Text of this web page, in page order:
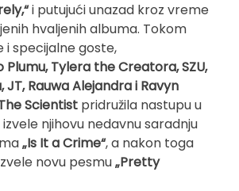
i putujući unazad kroz vreme
hvaljenih albuma. Tokom
i specijalne goste,
Plumu, Tylera the Creatora, SZU,
Rauwa Alejandra i Ravyn
Scientist pridružila nastupu u
njihovu nedavnu saradnju
„Is It a Crime“, a nakon toga
novu pesmu„Pretty